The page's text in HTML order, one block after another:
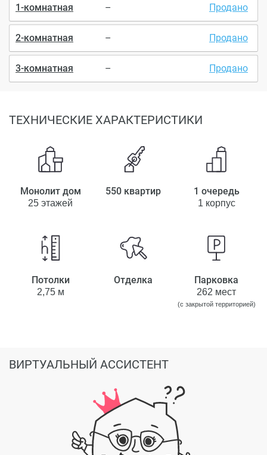
1-комнатная – Продано
2-комнатная – Продано
3-комнатная – Продано
ТЕХНИЧЕСКИЕ ХАРАКТЕРИСТИКИ
Монолит дом
25 этажей
550 квартир 1 очередь
1 корпус
Потолки
2,75 м
Отделка Парковка
262 мест
(с закрытой территорией)
ВИРТУАЛЬНЫЙ АССИСТЕНТ